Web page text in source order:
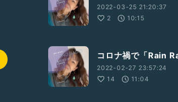
2022-03-25 21:20:37
2
10:15
コロナ禍で「Rain
2022-02-27 23:57:24
14
11:04